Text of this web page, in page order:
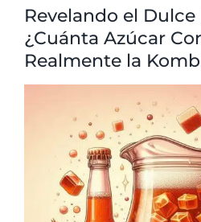
Revelando el
¿Cuánta Azúcar
Realmente la